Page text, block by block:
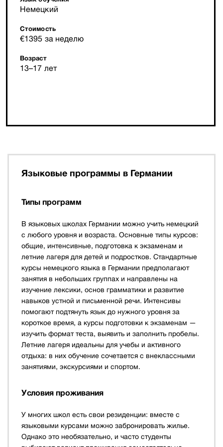
Немецкий
Стоимость
€1395 за неделю
Возраст
13–17 лет
Языковые программы в Германии
Типы программ
В языковых школах Германии можно учить немецкий
с любого уровня и возраста. Основные типы курсов:
общие, интенсивные, подготовка к экзаменам и
летние лагеря для детей и подростков. Стандартные
курсы немецкого языка в Германии предполагают
занятия в небольших группах и направлены на
изучение лексики, основ грамматики и развитие
навыков устной и письменной речи. Интенсивы
помогают подтянуть язык до нужного уровня за
короткое время, а курсы подготовки к экзаменам —
изучить формат теста, выявить и заполнить пробелы.
Летние лагеря идеальны для учебы и активного
отдыха: в них обучение сочетается с внеклассными
занятиями, экскурсиями и спортом.
Условия проживания
У многих школ есть свои резиденции: вместе с
языковыми курсами можно забронировать жилье.
Однако это необязательно, и часто студенты